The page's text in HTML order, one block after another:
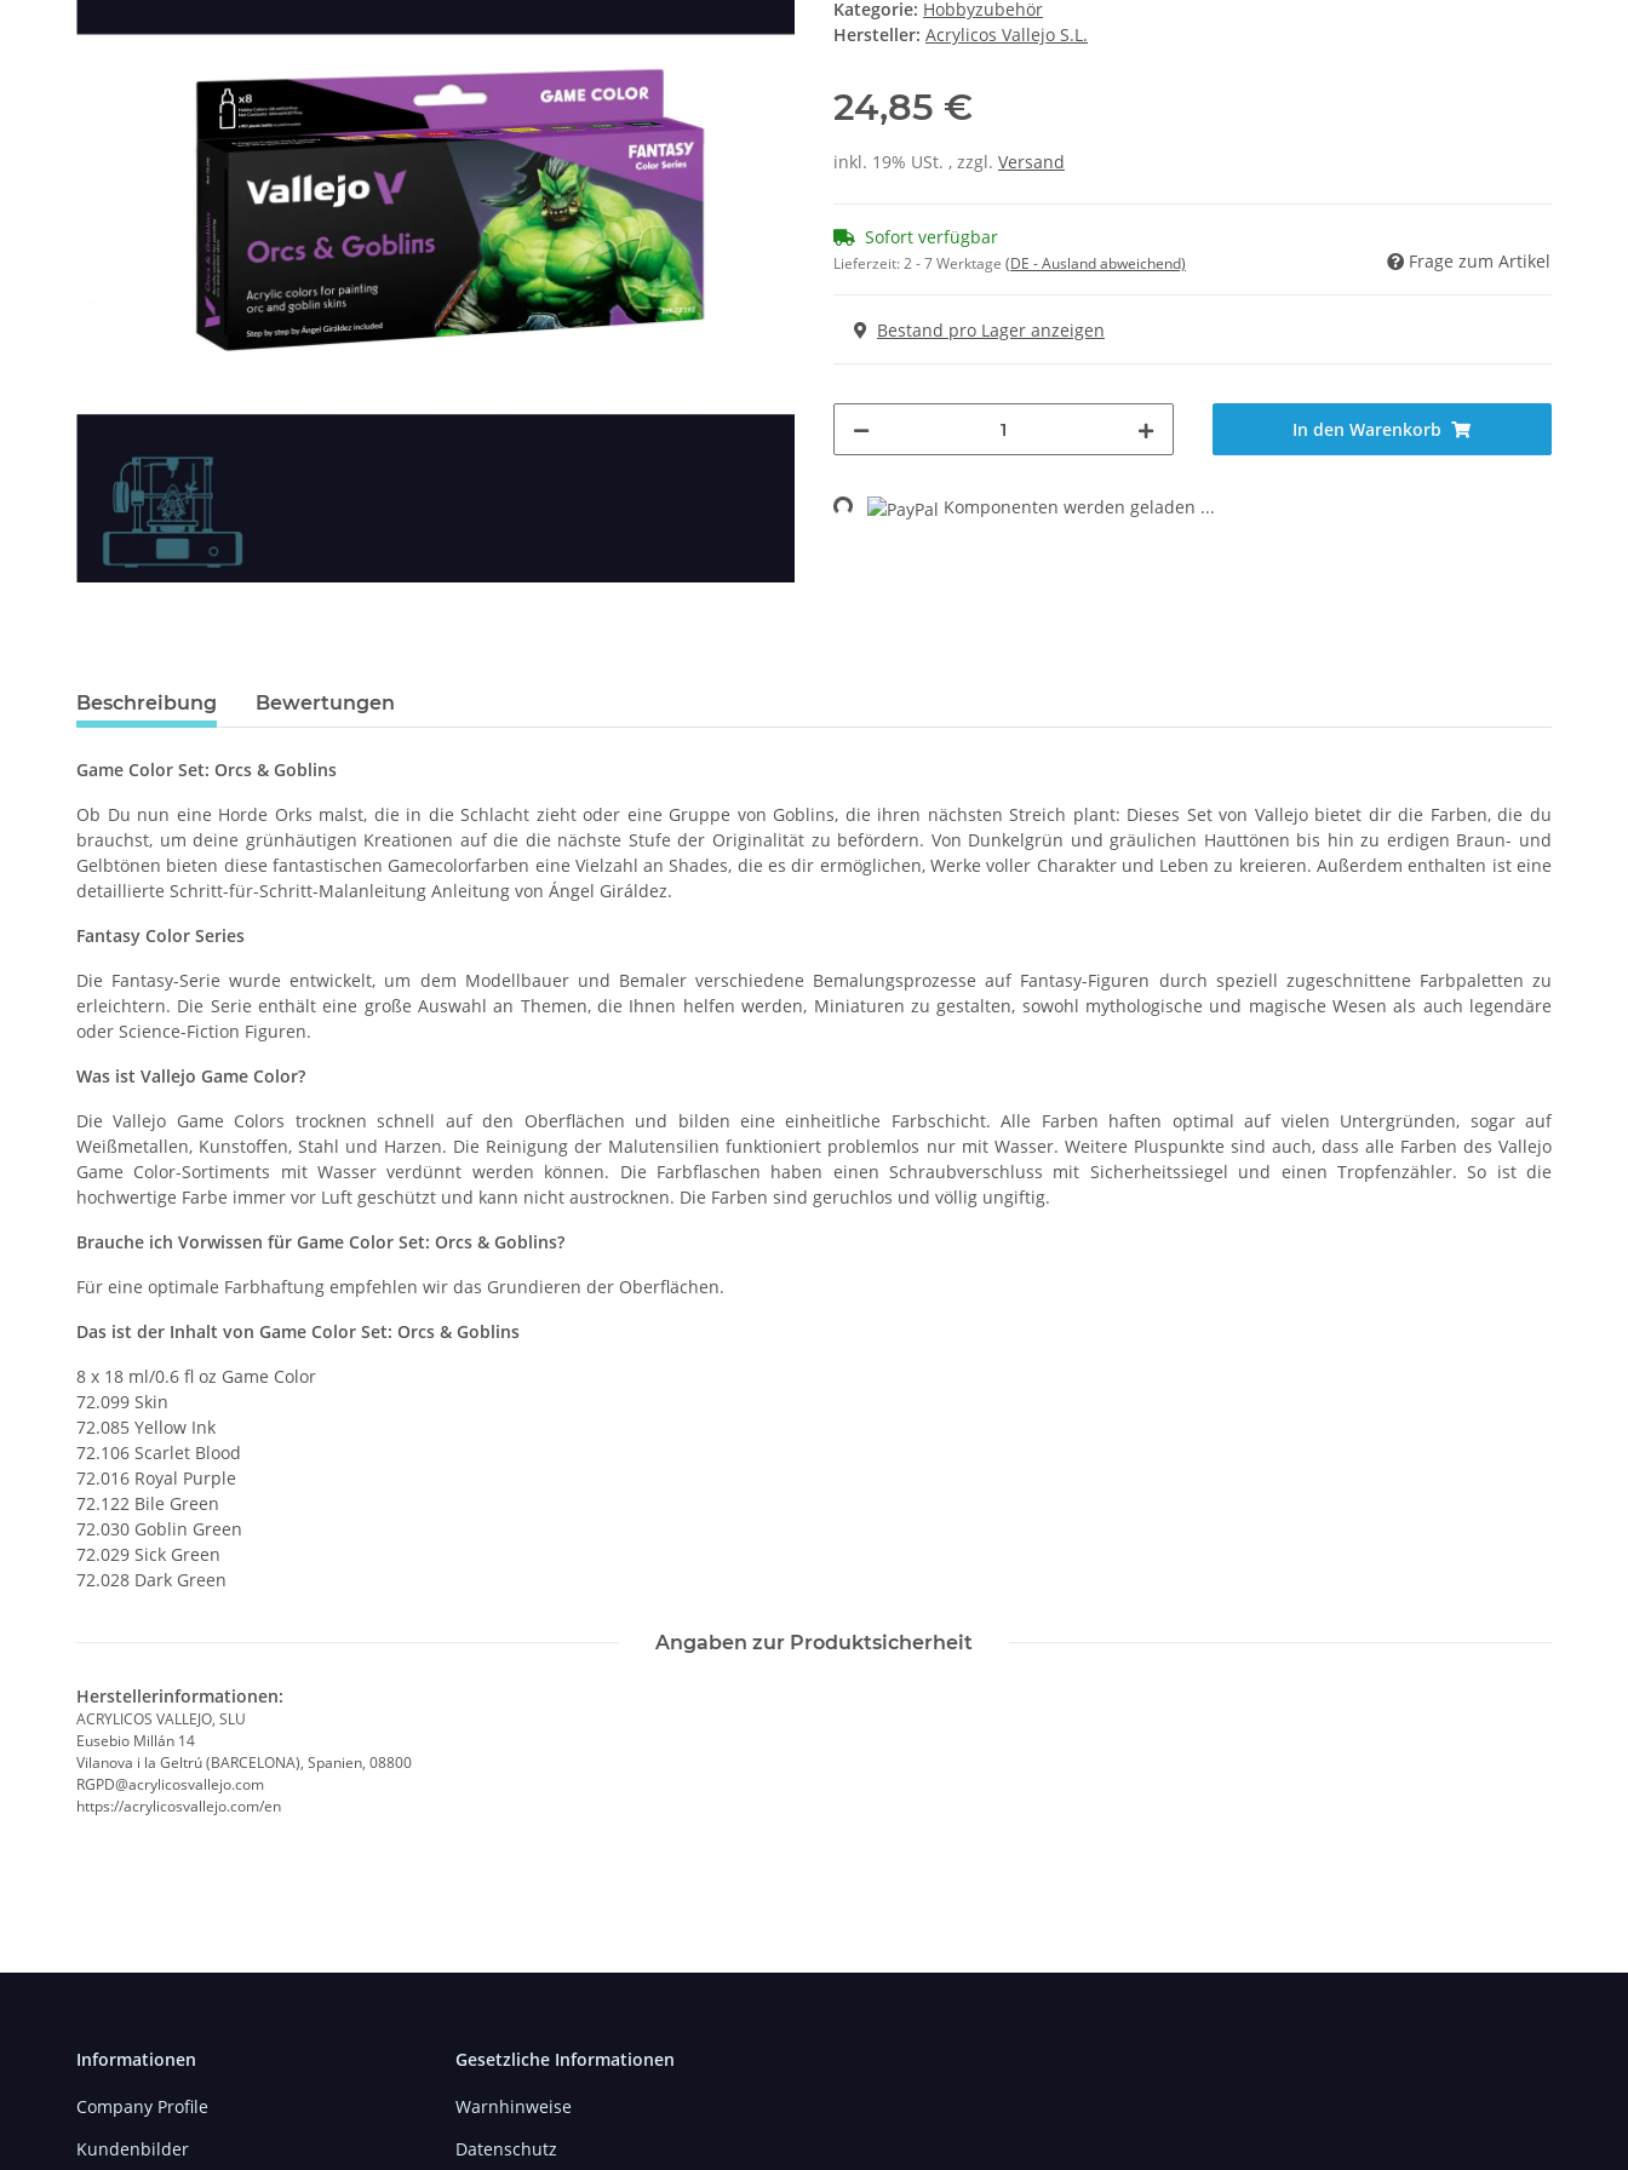
Kategorie: Hobbyzubehör
Hersteller: Acrylicos Vallejo S.L.
24,85 €
inkl. 19% USt. , zzgl. Versand
Sofort verfügbar
Lieferzeit:2 - 7 Werktage (DE - Ausland abweichend) Frage zum Artikel
Bestand pro Lager anzeigen
In den Warenkorb
Loading... Komponenten werden geladen ...
Beschreibung Bewertungen
Game Color Set: Orcs & Goblins
Ob Du nun eine Horde Orks malst, die in die Schlacht zieht oder eine Gruppe von Goblins, die ihren nächsten Streich plant: Dieses Set von Vallejo bietet dir die Farben, die du
brauchst, um deine grünhäutigen Kreationen auf die die nächste Stufe der Originalität zu befördern. Von Dunkelgrün und gräulichen Hauttönen bis hin zu erdigen Braun- und
Gelbtönen bieten diese fantastischen Gamecolorfarben eine Vielzahl an Shades, die es dir ermöglichen, Werke voller Charakter und Leben zu kreieren. Außerdem enthalten ist eine
detaillierte Schritt-für-Schritt-Malanleitung Anleitung von Ángel Giráldez.
Fantasy Color Series
Die Fantasy-Serie wurde entwickelt, um dem Modellbauer und Bemaler verschiedene Bemalungsprozesse auf Fantasy-Figuren durch speziell zugeschnittene Farbpaletten zu
erleichtern. Die Serie enthält eine große Auswahl an Themen, die Ihnen helfen werden, Miniaturen zu gestalten, sowohl mythologische und magische Wesen als auch legendäre
oder Science-Fiction Figuren.
Was ist Vallejo Game Color?
Die Vallejo Game Colors trocknen schnell auf den Oberflächen und bilden eine einheitliche Farbschicht. Alle Farben haften optimal auf vielen Untergründen, sogar auf
Weißmetallen, Kunstoffen, Stahl und Harzen. Die Reinigung der Malutensilien funktioniert problemlos nur mit Wasser. Weitere Pluspunkte sind auch, dass alle Farben des Vallejo
Game Color-Sortiments mit Wasser verdünnt werden können. Die Farbflaschen haben einen Schraubverschluss mit Sicherheitssiegel und einen Tropfenzähler. So ist die
hochwertige Farbe immer vor Luft geschützt und kann nicht austrocknen. Die Farben sind geruchlos und völlig ungiftig.
Brauche ich Vorwissen für Game Color Set: Orcs & Goblins?
Für eine optimale Farbhaftung empfehlen wir das Grundieren der Oberflächen.
Das ist der Inhalt von Game Color Set: Orcs & Goblins
8 x 18 ml/0.6 fl oz Game Color
72.099 Skin
72.085 Yellow Ink
72.106 Scarlet Blood
72.016 Royal Purple
72.122 Bile Green
72.030 Goblin Green
72.029 Sick Green
72.028 Dark Green
Angaben zur Produktsicherheit
Herstellerinformationen:
ACRYLICOS VALLEJO, SLU
Eusebio Millán 14
Vilanova i la Geltrú (BARCELONA), Spanien, 08800
RGPD@acrylicosvallejo.com
https://acrylicosvallejo.com/en
Informationen
Company Profile
Kundenbilder
Gesetzliche Informationen
Warnhinweise
Datenschutz